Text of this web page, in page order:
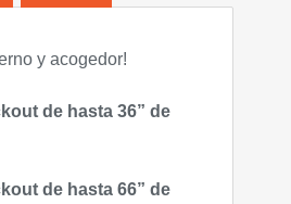
y acogedor!
de hasta 36” de
de hasta 66” de